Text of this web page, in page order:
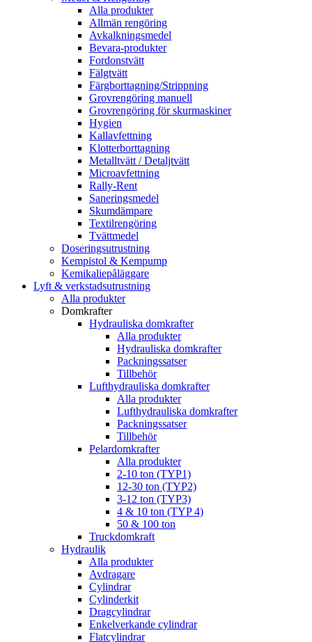
Alla produkter
Allmän rengöring
Avkalkningsmedel
Bevara-produkter
Fordonstvätt
Fälgtvätt
Färgborttagning/Strippning
Grovrengöring manuell
Grovrengöring för skurmaskiner
Hygien
Kallavfettning
Klotterborttagning
Metalltvätt / Detaljtvätt
Microavfettning
Rally-Rent
Saneringsmedel
Skumdämpare
Textilrengöring
Tvättmedel
Doseringsutrustning
Kempistol & Kempump
Kemikaliepåläggare
Lyft & verkstadsutrustning
Alla produkter
Domkrafter
Hydrauliska domkrafter
Alla produkter
Hydrauliska domkrafter
Packningssatser
Tillbehör
Lufthydrauliska domkrafter
Alla produkter
Lufthydrauliska domkrafter
Packningssatser
Tillbehör
Pelardomkrafter
Alla produkter
2-10 ton (TYP1)
12-30 ton (TYP2)
3-12 ton (TYP3)
4 & 10 ton (TYP 4)
50 & 100 ton
Truckdomkraft
Hydraulik
Alla produkter
Avdragare
Cylindrar
Cylinderkit
Dragcylindrar
Enkelverkande cylindrar
Flatcylindrar